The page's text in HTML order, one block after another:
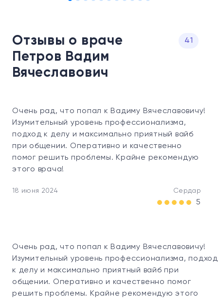
Отзывы о враче
Петров Вадим
Вячеславович
41
Очень рад, что попал к Вадиму Вячеславовичу!
Изумительный уровень профессионализма,
подход к делу и максимально приятный вайб
при общении. Оперативно и качественно
помог решить проблемы. Крайне рекомендую
этого врача!
18 июня 2024 Сердар
5
Очень рад, что попал к Вадиму Вячеславовичу!
Изумительный уровень профессионализма, подход
к делу и максимально приятный вайб при
общении. Оперативно и качественно помог
решить проблемы. Крайне рекомендую этого